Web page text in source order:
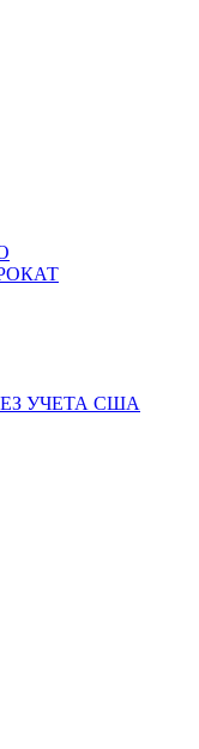
УЧЕТА США